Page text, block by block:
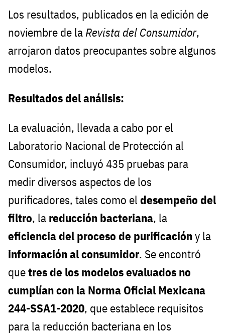
Los resultados, publicados en la edición de
noviembre de laRevista del Consumidor,
arrojaron datos preocupantes sobre algunos
modelos.
Resultados del análisis:
La evaluación, llevada a cabo por el
Laboratorio Nacional de Protección al
Consumidor, incluyó 435 pruebas para
medir diversos aspectos de los
purificadores, tales como el desempeño del
filtro, la reducción bacteriana, la
eficiencia del proceso de purificacióny la
información al consumidor. Se encontró
quetres de los modelos evaluados no
cumplían con la Norma Oficial Mexicana
244-SSA1-2020, que establece requisitos
para la reducción bacteriana en los